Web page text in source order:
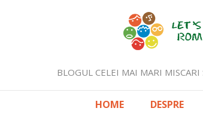
BLOGUL CELEI MAI MARI
HOME DESPRE